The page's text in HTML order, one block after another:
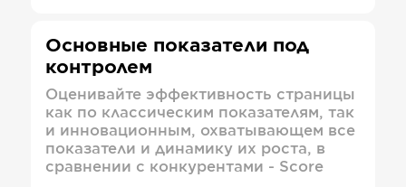
Основные показатели под
контролем
Оценивайте эффективность страницы
как по классическим показателям, так
и инновационным, охватывающем все
показатели и динамику их роста, в
сравнении с конкурентами - Score